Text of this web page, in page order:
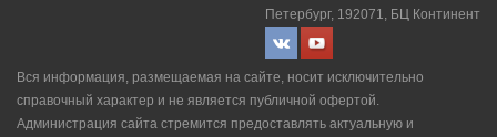
Петербург, 192071, БЦ Континент
Вся информация, размещаемая на сайте, носит исключительно
справочный характер и не является публичной офертой.
Администрация сайта стремится предоставлять актуальную и